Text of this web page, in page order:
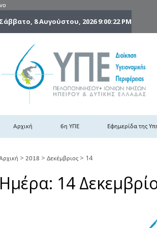
Σάββατο, 8 Αυγούστου, 20269:00:22 PM
Αρχική 6η ΥΠΕ Εφημερίδα της
> 2018 > Δεκέμβριος > 14
Ημέρα: 14